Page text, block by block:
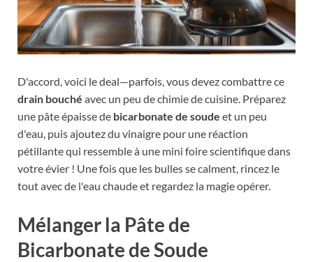
D'accord, voici le deal—parfois, vous devez combattre ce
drain bouché avec un peu de chimie de cuisine. Préparez
une pâte épaisse de bicarbonate de soude et un peu
d'eau, puis ajoutez du vinaigre pour une réaction
pétillante qui ressemble à une mini foire scientifique dans
votre évier ! Une fois que les bulles se calment, rincez le
tout avec de l'eau chaude et regardez la magie opérer.
Mélanger la Pâte de
Bicarbonate de Soude